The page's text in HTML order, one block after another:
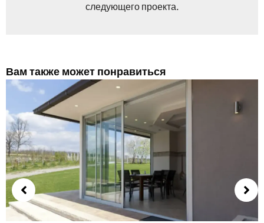
следующего проекта.
Вам также может понравиться